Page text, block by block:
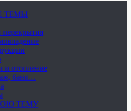
ТЕМЫ
и отопление
баня…
ТЕМУ